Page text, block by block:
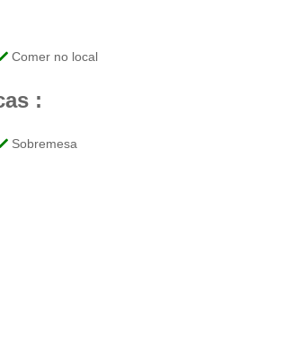
Comer no local
:
Sobremesa